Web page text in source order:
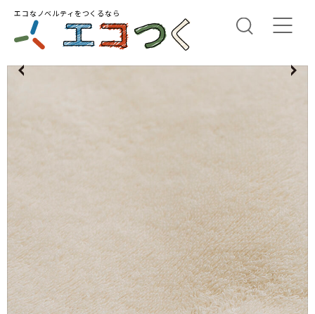
エコなノベルティをつくるなら